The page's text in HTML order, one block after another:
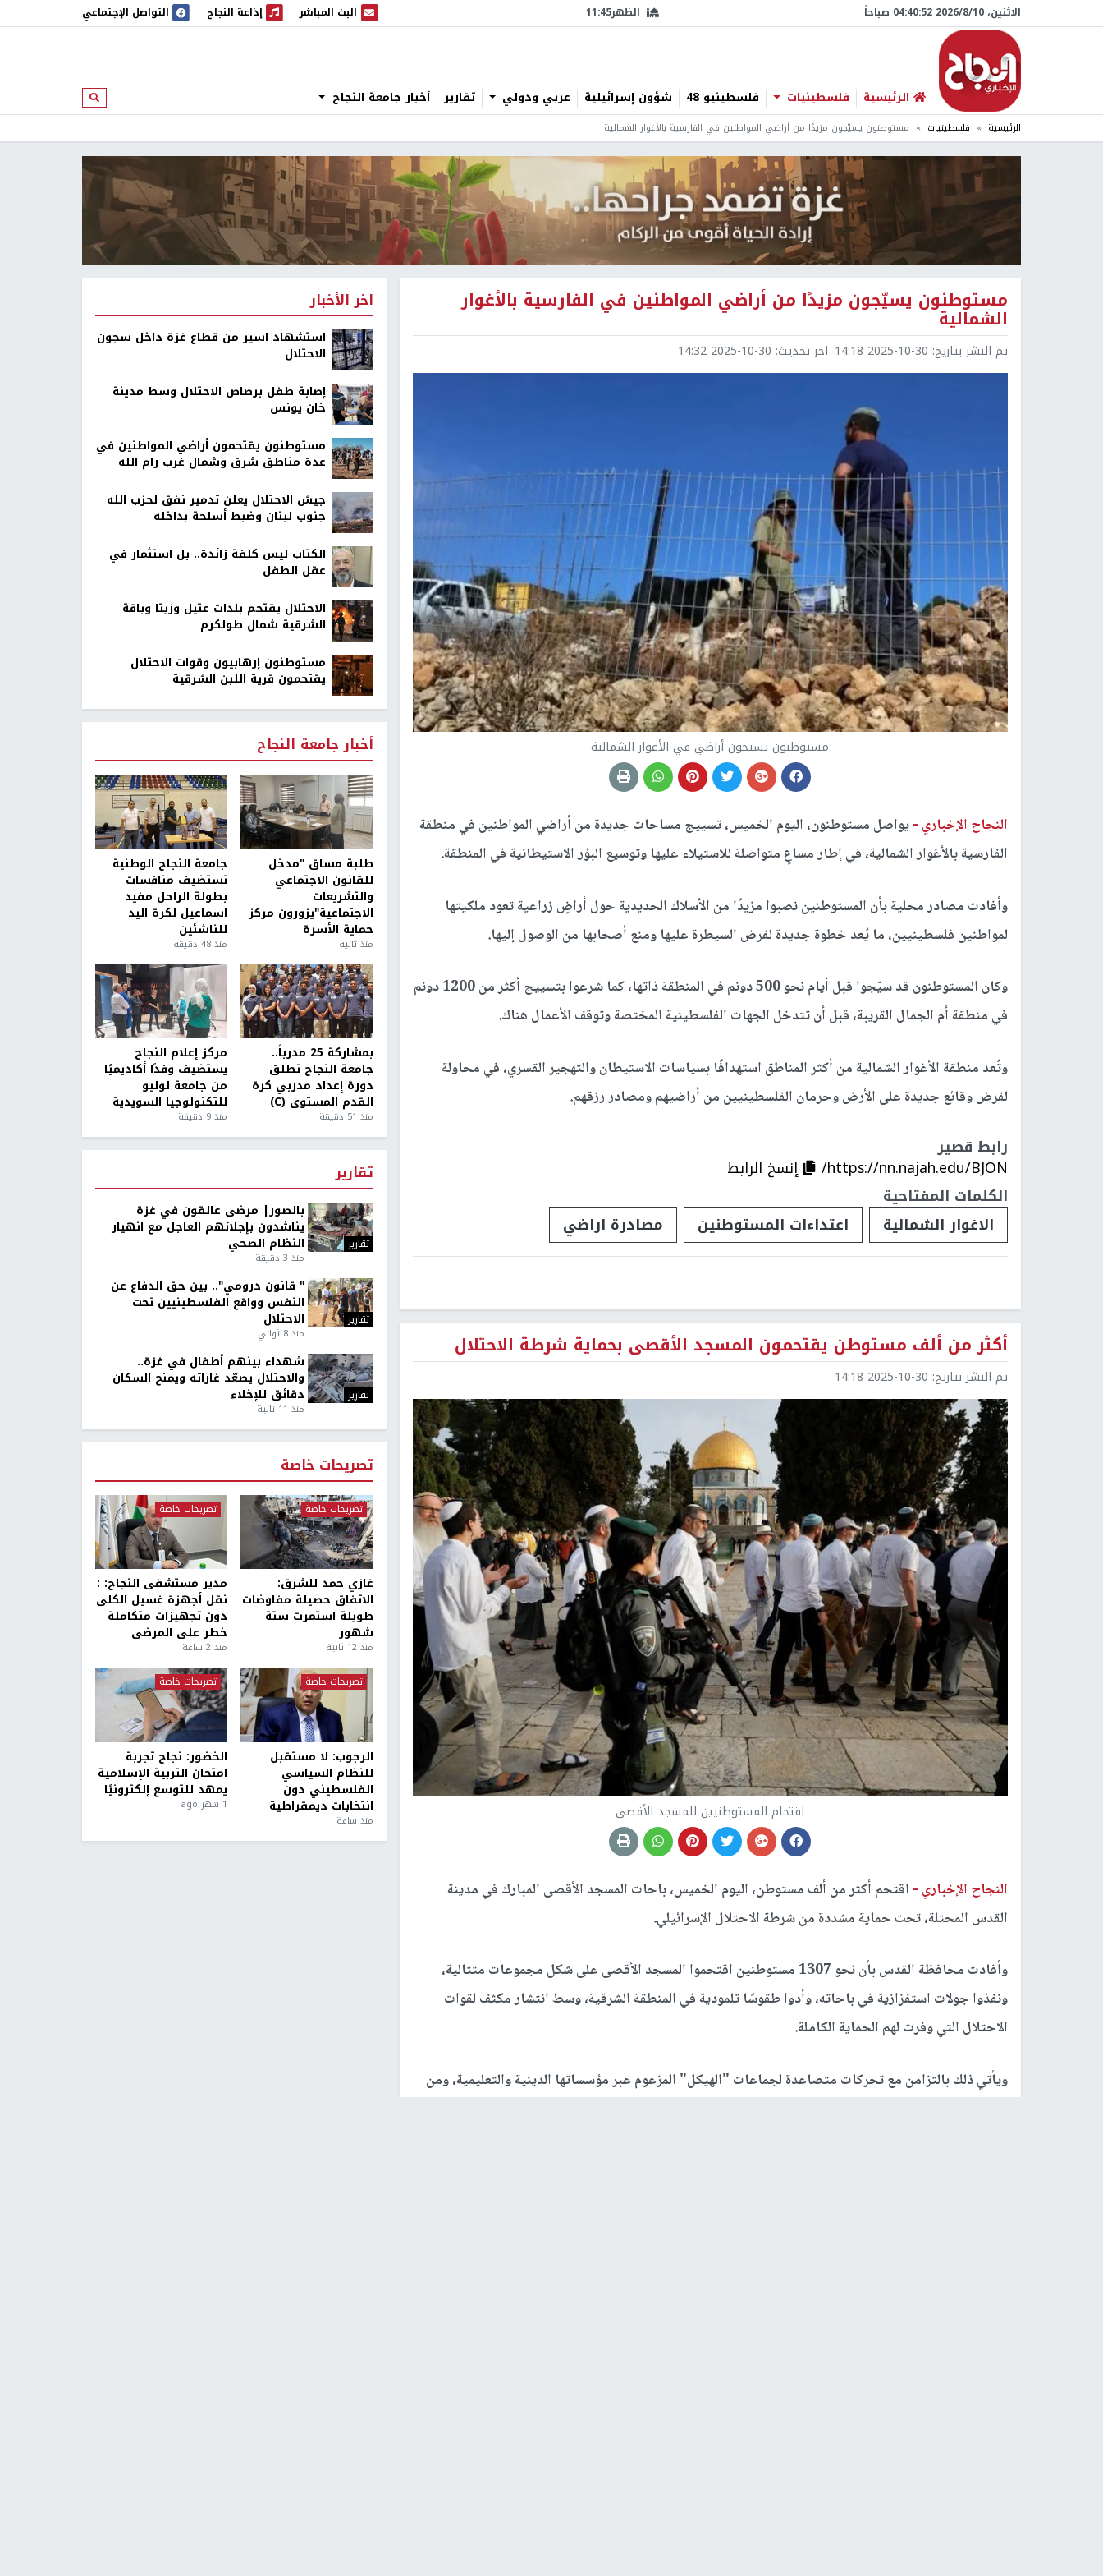
الاثنين، 10/‏8/‏2026 04:40:53 صباحاً الظهر11:45 البث المباشر
البث المباشر إذاعة النجاح
إذاعة النجاح التواصل الإجتماعي
الرئيسية فلسطينيات فلسطينيو 48 شؤون إسرائيلية عربي ودولي تقارير أخبار جامعة النجاح ابحث
الرئيسية فلسطينيات مستوطنون يسيّجون مزيدًا من أراضي المواطنين في الفارسية بالأغوار الشمالية
مستوطنون يسيّجون مزيدًا من أراضي المواطنين في الفارسية بالأغوار
الشمالية
تم النشر بتاريخ: 2025-10-30 14:18 اخر تحديث: 2025-10-30 14:32
مستوطنون يسيجون أراضي في الأغوار الشمالية
النجاح الإخباري -يواصل مستوطنون، اليوم الخميس، تسييج مساحات جديدة من أراضي المواطنين في منطقة
الفارسية بالأغوار الشمالية، في إطار مساعٍ متواصلة للاستيلاء عليها وتوسيع البؤر الاستيطانية في المنطقة.
وأفادت مصادر محلية بأن المستوطنين نصبوا مزيدًا من الأسلاك الحديدية حول أراضٍ زراعية تعود ملكيتها
لمواطنين فلسطينيين، ما يُعد خطوة جديدة لفرض السيطرة عليها ومنع أصحابها من الوصول إليها.
وكان المستوطنون قد سيّجوا قبل أيام نحو 500 دونم في المنطقة ذاتها، كما شرعوا بتسييج أكثر من 1200 دونم
في منطقة أم الجمال القريبة، قبل أن تتدخل الجهات الفلسطينية المختصة وتوقف الأعمال هناك.
وتُعد منطقة الأغوار الشمالية من أكثر المناطق استهدافًا بسياسات الاستيطان والتهجير القسري، في محاولة
لفرض وقائع جديدة على الأرض وحرمان الفلسطينيين من أراضيهم ومصادر رزقهم.
رابط قصير
https://nn.najah.edu/BJON/
إنسخ الرابط
الكلمات المفتاحية
الاغوار الشمالية
اعتداءات المستوطنين مصادرة اراضي
أكثر من ألف مستوطن يقتحمون المسجد الأقصى بحماية شرطة الاحتلال
تم النشر بتاريخ: 2025-10-30 14:18
اقتحام المستوطنيين للمسجد الأقصى
النجاح الإخباري - اقتحم أكثر من ألف مستوطن، اليوم الخميس، باحات المسجد الأقصى المبارك في مدينة
القدس المحتلة، تحت حماية مشددة من شرطة الاحتلال الإسرائيلي.
وأفادت محافظة القدس بأن نحو 1307 مستوطنين اقتحموا المسجد الأقصى على شكل مجموعات متتالية،
ونفذوا جولات استفزازية في باحاته، وأدوا طقوسًا تلمودية في المنطقة الشرقية، وسط انتشار مكثف لقوات
الاحتلال التي وفرت لهم الحماية الكاملة.
ويأتي ذلك بالتزامن مع تحركات متصاعدة لجماعات "الهيكل" المزعوم عبر مؤسساتها الدينية والتعليمية، ومن
اخر الأخبار
استشهاد اسير من قطاع غزة داخل سجون
الاحتلال
إصابة طفل برصاص الاحتلال وسط مدينة
خان يونس
مستوطنون يقتحمون أراضي المواطنين في
عدة مناطق شرق وشمال غرب رام الله
جيش الاحتلال يعلن تدمير نفق لحزب الله
جنوب لبنان وضبط أسلحة بداخله
الكتاب ليس كلفة زائدة.. بل استثمار في
عقل الطفل
الاحتلال يقتحم بلدات عتيل وزيتا وباقة
الشرقية شمال طولكرم
مستوطنون إرهابيون وقوات الاحتلال
يقتحمون قرية اللبن الشرقية
أخبار جامعة النجاح
طلبة مساق "مدخل
للقانون الاجتماعي
والتشريعات
الاجتماعية"يزورون مركز
حماية الأسرة
منذ ثانية
جامعة النجاح الوطنية
تستضيف منافسات
بطولة الراحل مفيد
اسماعيل لكرة اليد
للناشئين
منذ 48 دقيقة
بمشاركة 25 مدرباً..
جامعة النجاح تطلق
دورة إعداد مدربي كرة
القدم المستوى (C)
منذ 51 دقيقة
مركز إعلام النجاح
يستضيف وفدًا أكاديميًا
من جامعة لوليو
للتكنولوجيا السويدية
منذ 9 دقيقة
تقارير
تقارير
بالصور| مرضى عالقون في غزة
يناشدون بإجلائهم العاجل مع انهيار
النظام الصحي
منذ 3 دقيقة
تقارير
" قانون درومي".. بين حق الدفاع عن
النفس وواقع الفلسطينيين تحت
الاحتلال
منذ 8 ثواني
تقارير
شهداء بينهم أطفال في غزة..
والاحتلال يصعّد غاراته ويمنح السكان
دقائق للإخلاء
منذ 11 ثانية
تصريحات خاصة
تصريحات خاصة
غازي حمد للشرق:
الاتفاق حصيلة مفاوضات
طويلة استمرت ستة
شهور
منذ 12 ثانية
تصريحات خاصة
مدير مستشفى النجاح: :
نقل أجهزة غسيل الكلى
دون تجهيزات متكاملة
خطر على المرضى
منذ 2 ساعة
تصريحات خاصة
الرجوب: لا مستقبل
للنظام السياسي
الفلسطيني دون
انتخابات ديمقراطية
منذ ساعة
تصريحات خاصة
الخضور: نجاح تجربة
امتحان التربية الإسلامية
يمهد للتوسع إلكترونيًا
1 شهر ago